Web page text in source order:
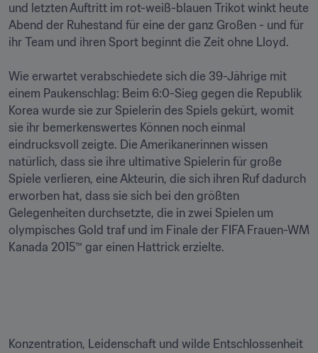
und letzten Auftritt im rot-weiß-blauen Trikot winkt heute
Abend der Ruhestand für eine der ganz Großen - und für
ihr Team und ihren Sport beginnt die Zeit ohne Lloyd.
Wie erwartet verabschiedete sich die 39-Jährige mit
einem Paukenschlag: Beim 6:0-Sieg gegen die Republik
Korea wurde sie zur Spielerin des Spiels gekürt, womit
sie ihr bemerkenswertes Können noch einmal
eindrucksvoll zeigte. Die Amerikanerinnen wissen
natürlich, dass sie ihre ultimative Spielerin für große
Spiele verlieren, eine Akteurin, die sich ihren Ruf dadurch
erworben hat, dass sie sich bei den größten
Gelegenheiten durchsetzte, die in zwei Spielen um
olympisches Gold traf und im Finale der FIFA Frauen-WM
Kanada 2015™ gar einen Hattrick erzielte.
Konzentration, Leidenschaft und wilde Entschlossenheit